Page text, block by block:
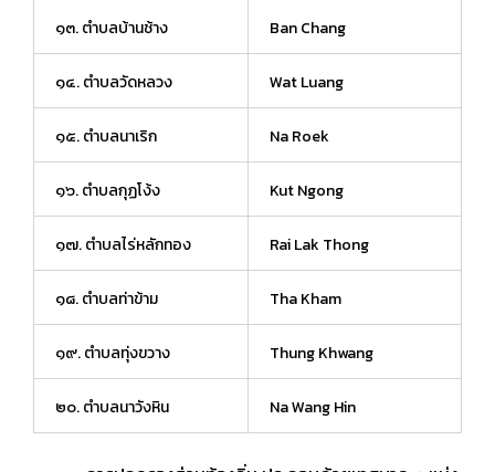
๑๓. ตำบลบ้านช้าง Ban Chang
๑๔. ตำบลวัดหลวง Wat Luang
๑๕. ตำบลนาเริก Na Roek
๑๖. ตำบลกุฏโง้ง Kut Ngong
๑๗. ตำบลไร่หลักทอง Rai Lak Thong
๑๘. ตำบลท่าข้าม Tha Kham
๑๙. ตำบลทุ่งขวาง Thung Khwang
๒๐. ตำบลนาวังหิน Na Wang Hin